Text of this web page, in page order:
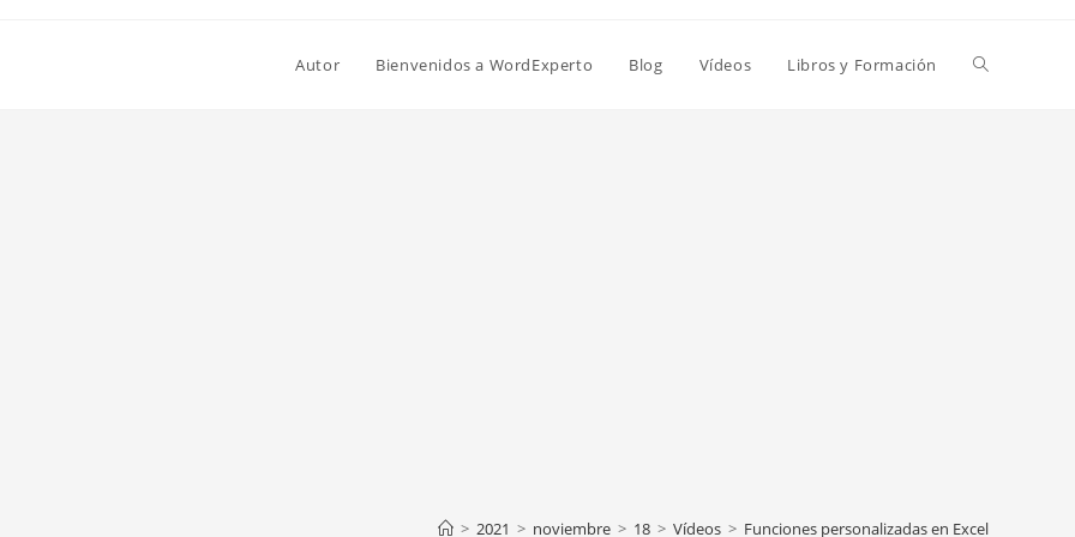
Autor Bienvenidos a WordExperto Blog Vídeos Libros y Formación Alternar
> 2021 > noviembre > 18 > Vídeos > Funciones personalizadas en Excel